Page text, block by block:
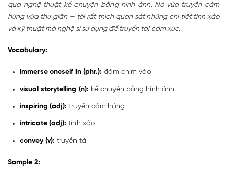
qua nghệ thuật kể chuyện bằng hình ảnh. Nó vừa truyền cảm
hứng vừa thư giãn — tôi rất thích quan sát những chi tiết tinh xảo
và kỹ thuật mà nghệ sĩ sử dụng để truyền tải cảm xúc.
Vocabulary:
immerse oneself in (phr.): đắm chìm vào
visual storytelling (n): kể chuyện bằng hình ảnh
inspiring (adj): truyền cảm hứng
intricate (adj): tinh xảo
convey (v): truyền tải
Sample 2: